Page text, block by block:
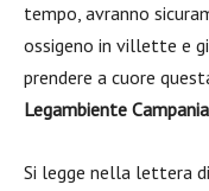
tempo, avranno
ossigeno in villette e
prendere a cuore
Legambiente Campania
Si legge nella lettera